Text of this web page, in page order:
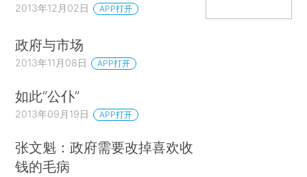
2013年12月02日 APP打开
政府与市场
2013年11月08日 APP打开
如此“公仆”
2013年09月19日 APP打开
张文魁：政府需要改掉喜欢收
钱的毛病